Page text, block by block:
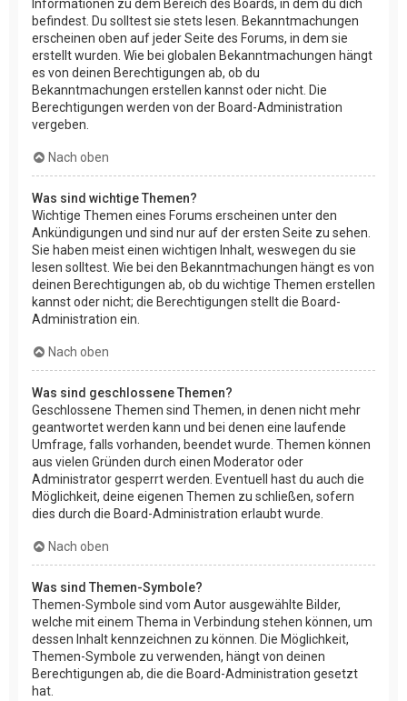
Informationen zu dem Bereich des Boards, in dem du dich
befindest. Du solltest sie stets lesen. Bekanntmachungen
erscheinen oben auf jeder Seite des Forums, in dem sie
erstellt wurden. Wie bei globalen Bekanntmachungen hängt
es von deinen Berechtigungen ab, ob du
Bekanntmachungen erstellen kannst oder nicht. Die
Berechtigungen werden von der Board-Administration
vergeben.
Nach oben
Was sind wichtige Themen?
Wichtige Themen eines Forums erscheinen unter den
Ankündigungen und sind nur auf der ersten Seite zu sehen.
Sie haben meist einen wichtigen Inhalt, weswegen du sie
lesen solltest. Wie bei den Bekanntmachungen hängt es von
deinen Berechtigungen ab, ob du wichtige Themen erstellen
kannst oder nicht; die Berechtigungen stellt die Board-
Administration ein.
Nach oben
Was sind geschlossene Themen?
Geschlossene Themen sind Themen, in denen nicht mehr
geantwortet werden kann und bei denen eine laufende
Umfrage, falls vorhanden, beendet wurde. Themen können
aus vielen Gründen durch einen Moderator oder
Administrator gesperrt werden. Eventuell hast du auch die
Möglichkeit, deine eigenen Themen zu schließen, sofern
dies durch die Board-Administration erlaubt wurde.
Nach oben
Was sind Themen-Symbole?
Themen-Symbole sind vom Autor ausgewählte Bilder,
welche mit einem Thema in Verbindung stehen können, um
dessen Inhalt kennzeichnen zu können. Die Möglichkeit,
Themen-Symbole zu verwenden, hängt von deinen
Berechtigungen ab, die die Board-Administration gesetzt
hat.